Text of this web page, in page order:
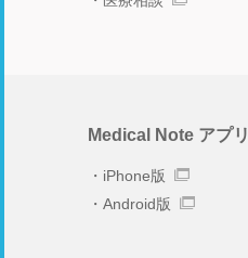
Medical Note アプリ
iPhone版
Android版